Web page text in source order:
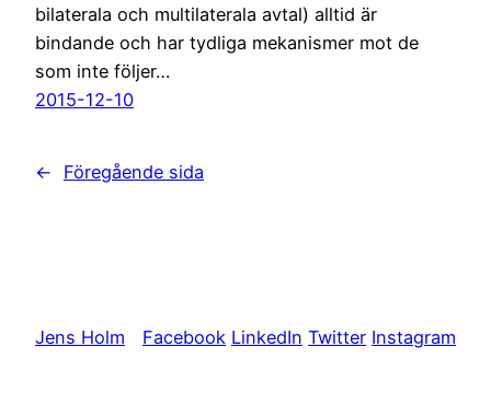
bilaterala och multilaterala avtal) alltid är
bindande och har tydliga mekanismer mot de
som inte följer…
2015-12-10
← Föregående sida
Jens Holm Facebook LinkedIn Twitter Instagram